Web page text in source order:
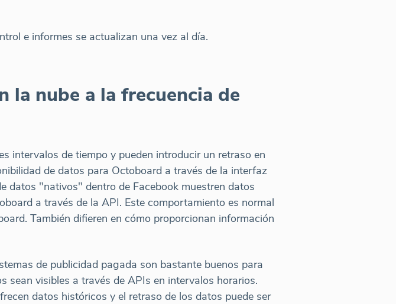
e informes se actualizan una vez al día.
la nube a la frecuencia de
intervalos de tiempo y pueden introducir un retraso en
de datos para Octoboard a través de la interfaz
datos "nativos" dentro de Facebook muestren datos
a través de la API. Este comportamiento es normal
También difieren en cómo proporcionan información
de publicidad pagada son bastante buenos para
sean visibles a través de APIs en intervalos horarios.
datos históricos y el retraso de los datos puede ser